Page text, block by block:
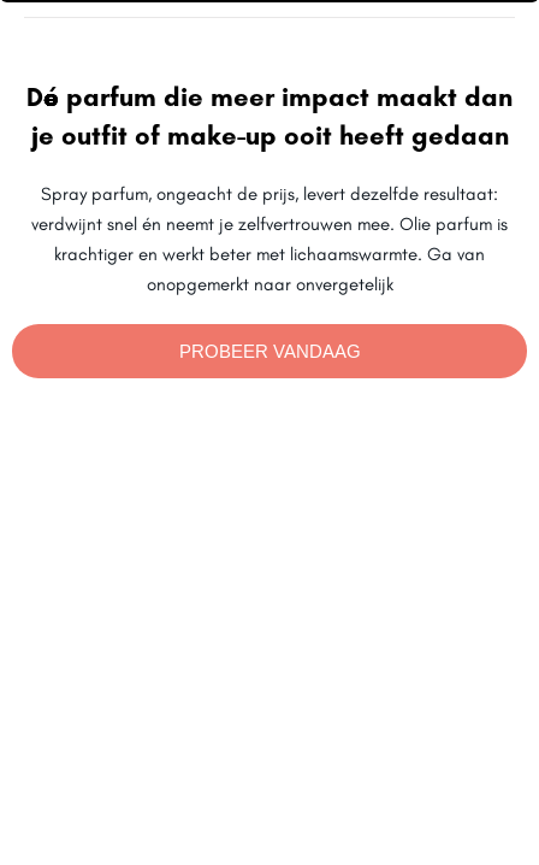
Dé parfum die meer impact maakt dan
je outfit of make-up ooit heeft gedaan
Spray parfum, ongeacht de prijs, levert dezelfde resultaat:
verdwijnt snel én neemt je zelfvertrouwen mee. Olie parfum is
krachtiger en werkt beter met lichaamswarmte. Ga van
onopgemerkt naar onvergetelijk
PROBEER VANDAAG